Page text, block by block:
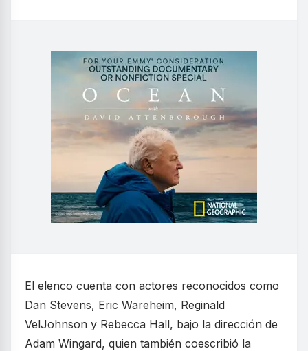
El elenco cuenta con actores reconocidos como
Dan Stevens, Eric Wareheim, Reginald
VelJohnson y Rebecca Hall, bajo la dirección de
Adam Wingard, quien también coescribió la